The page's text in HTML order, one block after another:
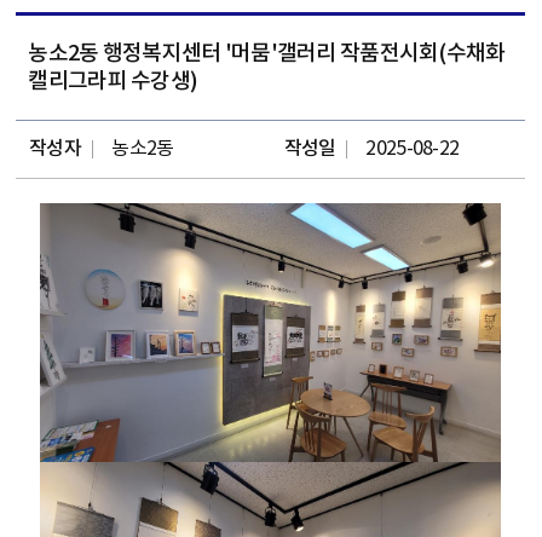
농소2동 행정복지센터 '머뭄'갤러리 작품전시회(수채화
캘리그라피 수강생)
작성자 농소2동 작성일 2025-08-22